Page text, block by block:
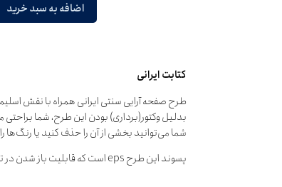
اضافه به سبد خرید
کتابت ایرانی
طرح صفحه آرایی سنتی ایرانی همراه با نقش
بدلیل وکتور(برداری) بودن این طرح، شما
شما می‌توانید بخشی از آن را حذف کنید یا رنگ‌ها
پسوند این طرح eps است که قابلیت باز شدن در تمام نسخه‌های نرم‌افزارهای گرافیکی را دارا می‌باشد.